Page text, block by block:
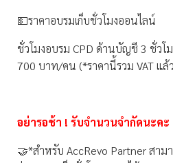
💵ราคาอบรมเก็บชั่วโมงออนไลน์
ชั่วโมงอบรม CPD ด้านบัญชี 3 ชั่ว
700 บาท/คน (*ราคานี้รวม VAT แล้
อย่ารอช้า ! รับจำนวนจำกัดนะคะ
🤝*สำหรับ AccRevo Partner สาม